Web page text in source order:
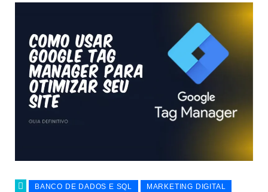
BANCO DE DADOS E SQL
MARKETING DIGITAL